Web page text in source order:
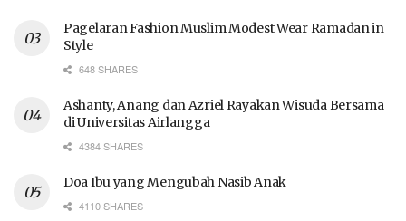
Pagelaran Fashion Muslim Modest Wear Ramadan in
Style
648 SHARES
Ashanty, Anang dan Azriel Rayakan Wisuda Bersama
di Universitas Airlangga
4384 SHARES
Doa Ibu yang Mengubah Nasib Anak
4110 SHARES